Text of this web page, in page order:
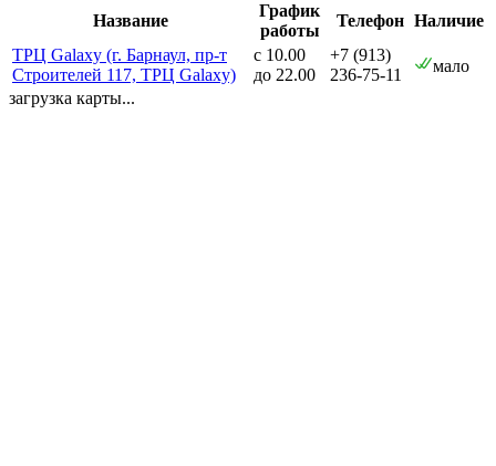
Название
График
работы
Телефон Наличие
ТРЦ Galaxy (г. Барнаул, пр-т
Строителей 117, ТРЦ Galaxy)
с 10.00
до 22.00
+7 (913)
236-75-11
мало
загрузка карты...